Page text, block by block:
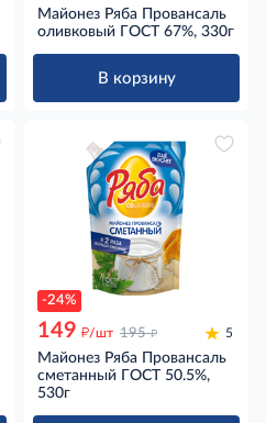
Майонез Ряба Провансаль
оливковый ГОСТ 67%, 330г
В корзину
-24%
149 д/шт 195 д 5
Майонез Ряба Провансаль
сметанный ГОСТ 50.5%,
530г